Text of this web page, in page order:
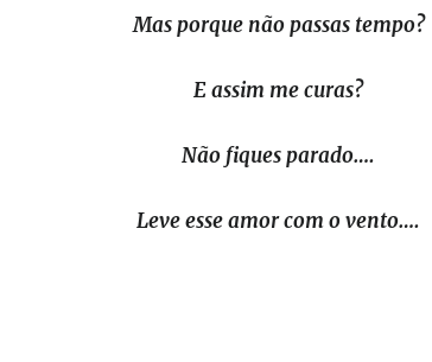
Mas porque não passas tempo?
E assim me curas?
Não fiques parado….
Leve esse amor com o vento….